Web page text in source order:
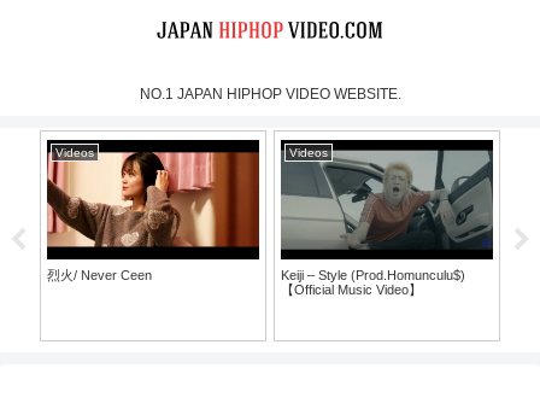
NO.1 JAPAN HIPHOP VIDEO WEBSITE.
Videos
烈火/ Never Ceen
Videos
Keiji – Style (Prod.Homunculu$)
【Official Music Video】